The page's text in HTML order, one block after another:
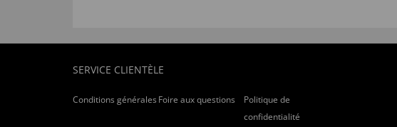
SERVICE CLIENTÈLE
Conditions générales Foire aux questions
Politique de
confidentialité